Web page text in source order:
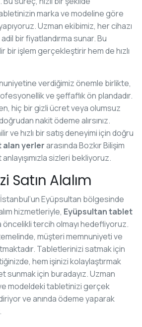
marka ve modeline göre
Uzman ekibimiz, her cihazı
bir fiyatlandırma sunar. Bu
bir işlem gerçekleştirir hem de hızlı
verdiğimiz önemle birlikte,
ve şeffaflık ön plandadır.
hiç bir gizli ücret veya olumsuz
nakit ödeme alırsınız.
ve hızlı bir satış deneyimi için doğru
alan yerlerarasında Bozkır Bilişim
sizleri bekliyoruz.
Satın Alalım
Eyüpsultan bölgesinde
hizmetleriyle, Eyüpsultan tablet
öncelikli tercih olmayı hedefliyoruz.
müşteri memnuniyeti ve
Tabletlerinizi satmak için
hem işinizi kolaylaştırmak
sunmak için buradayız. Uzman
modeldeki tabletinizi gerçek
ve anında ödeme yaparak